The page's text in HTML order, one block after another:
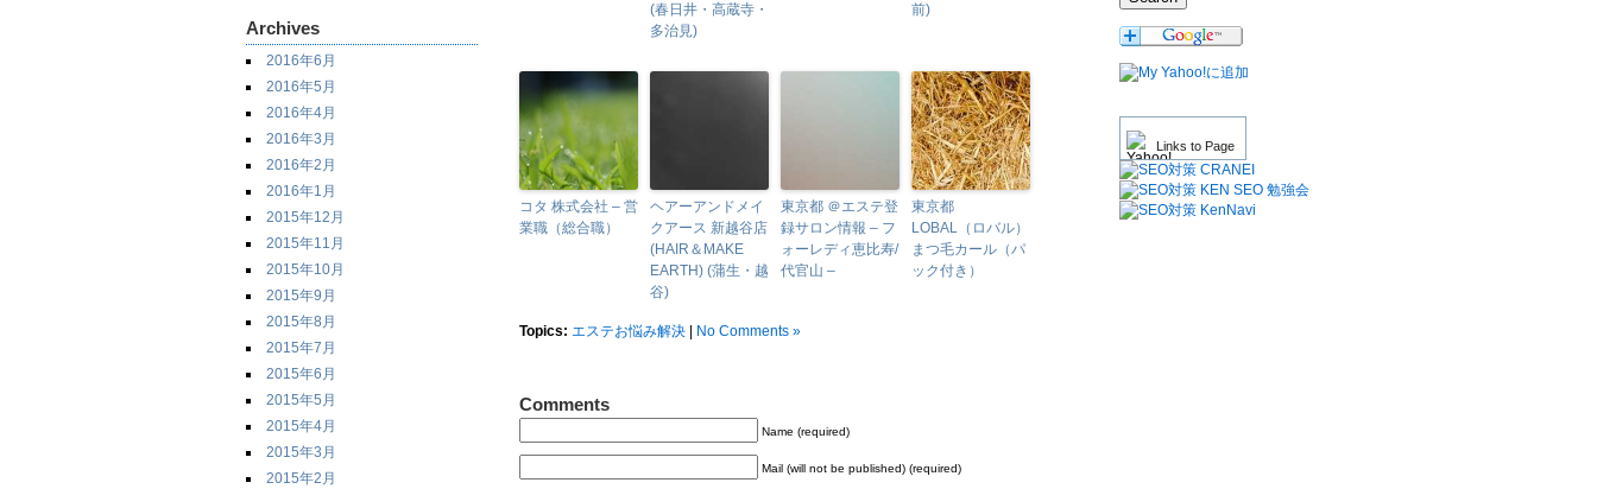
Archives
2016年6月
2016年5月
2016年4月
2016年3月
2016年2月
2016年1月
2015年12月
2015年11月
2015年10月
2015年9月
2015年8月
2015年7月
2015年6月
2015年5月
2015年4月
2015年3月
2015年2月
Links to Page
(春日井・高蔵寺・
多治見)
前)
コタ 株式会社 – 営
業職（総合職）
ヘアーアンドメイ
クアース 新越谷店
(HAIR＆MAKE
EARTH) (蒲生・越
谷)
東京都 ＠エステ登
録サロン情報 – フ
ォーレディ恵比寿/
代官山 –
東京都
LOBAL（ロバル）
まつ毛カール（パ
ック付き）
Topics: エステお悩み解決 No Comments »
Comments
Name (required)
Mail (will not be published) (required)